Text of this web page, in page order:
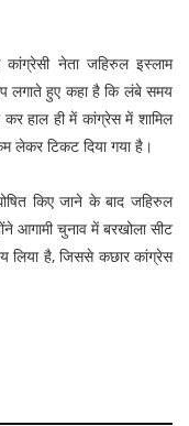
कांग्रेसी नेता जहिरुल इस्लाम
लगाते हुए कहा है कि लंबे समय
हाल ही में कांग्रेस में शामिल
लेकर टिकट दिया गया है।
किए जाने के बाद जहिरुल
आगामी चुनाव में बरखोला सीट
लिया है, जिससे कछार कांग्रेस